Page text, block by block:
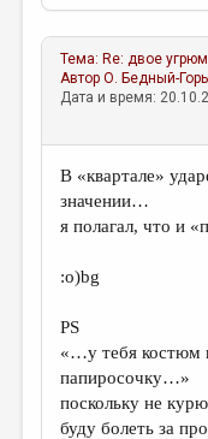
Тема: Re: двое
АвторО. Бедный-
Дата и время:
В «квартале»
значении…
я полагал, что и
:о)bg
PS
«…у тебя костюм
папиросочку…»
поскольку не
буду болеть за